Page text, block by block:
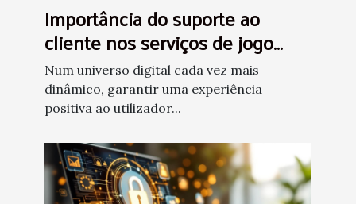
Importância do suporte ao
cliente nos serviços de jogo
online
Num universo digital cada vez mais
dinâmico, garantir uma experiência
positiva ao utilizador...